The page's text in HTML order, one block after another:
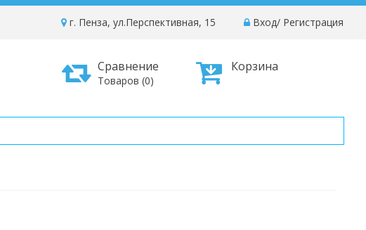
Вход/ Регистрация
г. Пенза, ул.Перспективная, 15
Корзина
Сравнение
Товаров (0)